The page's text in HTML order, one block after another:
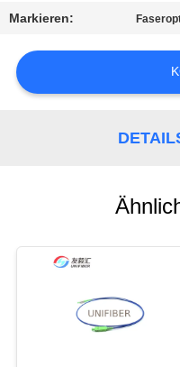
FORDERN
SITEMAP
PRIVACY
POLICY
Markieren: